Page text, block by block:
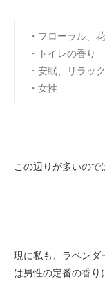
・フローラル、花
・トイレの香り
・安眠、リラッ
・女性
この辺りが多いので
現に私も、ラベン
は男性の定番の香り